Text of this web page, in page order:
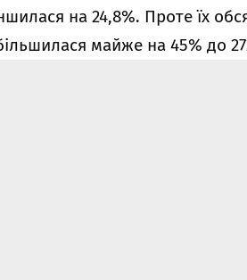
на 24,8%. Проте їх
майже на 45% до